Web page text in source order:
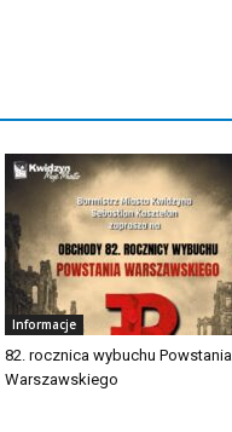
Informacje
82. rocznica wybuchu Powstania
Warszawskiego